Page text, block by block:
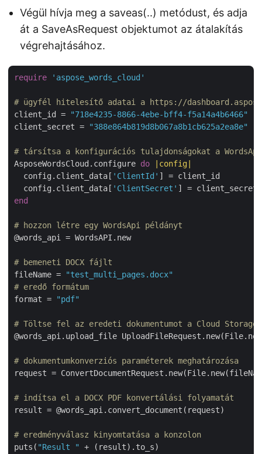
Végül hívja meg a saveas(..) metódust, és adja
át a SaveAsRequest objektumot az átalakítás
végrehajtásához.
require 'aspose_words_cloud'
# ügyfél hitelesítő adatai a https://
client_id =
"718e4235-8866-4ebe-bff4-f5a14a4b6466"
client_secret =
"388e864b819d8b067a8b1cb625a2ea8e"
# társítsa a konfigurációs tulajdonságokat a
AsposeWordsCloud.configure do
|config|
  config.client_data[
'ClientId' ] = client_id
  config.client_data[
'ClientSecret'
end
# hozzon létre egy WordsApi példányt
@words_api = WordsAPI.new
# bemeneti DOCX fájlt
fileName =
"test_multi_pages.docx"
# eredő formátum
format =
"pdf"
# Töltse fel az eredeti dokumentumot a Cloud
@words_api.upload_file
# dokumentumkonverziós paraméterek meghatározása
request =
# indítsa el a DOCX PDF konvertálási folyamatát
result = @words_api.convert_document(request)
# eredményválasz kinyomtatása a konzolon
puts( "Result "